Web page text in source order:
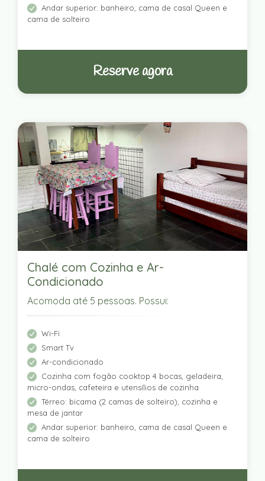
Andar superior: banheiro, cama de casal Queen e
cama de solteiro
Reserve agora
Chalé com Cozinha e Ar-
Condicionado
Acomoda até 5 pessoas. Possui:
Wi-Fi
Smart Tv
Ar-condicionado
Cozinha com fogão cooktop 4 bocas, geladeira,
micro-ondas, cafeteira e utensílios de cozinha
Térreo: bicama (2 camas de solteiro), cozinha e
mesa de jantar
Andar superior: banheiro, cama de casal Queen e
cama de solteiro